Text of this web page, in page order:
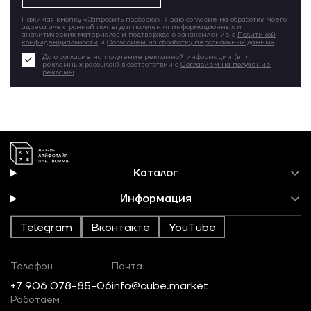
Нажимая кнопку «Запросить подборку», я даю согласие на обработку моего
адреса электронной почты для получения информационных и
аналитических материалов и подтверждаю ознакомление с Политикой
конфиденциальности и Согласием на обработку персональных данных.
Даю согласие на получение рекламной информации (в т.ч.
рекламных рассылок) в соответствии с Согласием на получение
рекламы
Каталог
Информация
Telegram Вконтакте YouTube
Телефон
+7 906 078-85-06
Почта
info@cube.market
Работаем